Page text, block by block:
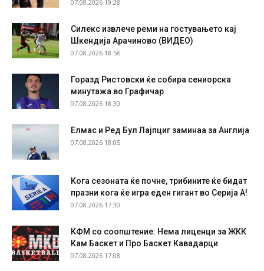
07.08.2026 19:28
Силекс извлече реми на гостувањето кај
Шкендија Арачиново (ВИДЕО)
07.08.2026 18:56
Горазд Ристовски ќе собира сениорска
минутажа во Графичар
07.08.2026 18:30
Елмас и Ред Бул Лајпциг заминаа за Англија
07.08.2026 18:05
Кога сезоната ќе почне, трибините ќе бидат
празни кога ќе игра еден гигант во Серија А!
07.08.2026 17:30
КФМ со соопштение: Нема лиценци за ЖКК
Кам Баскет и Про Баскет Кавадарци
07.08.2026 17:08